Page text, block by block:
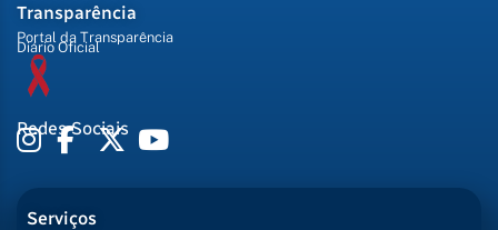
Transparência
Portal da Transparência
Diário Oficial
Redes Sociais
Serviços